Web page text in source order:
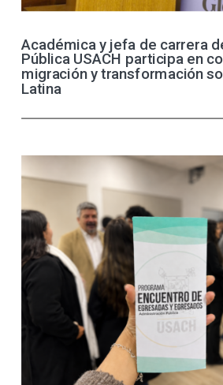
Académica y jefa de carrera
Pública USACH participa en
migración y transformación
Latina